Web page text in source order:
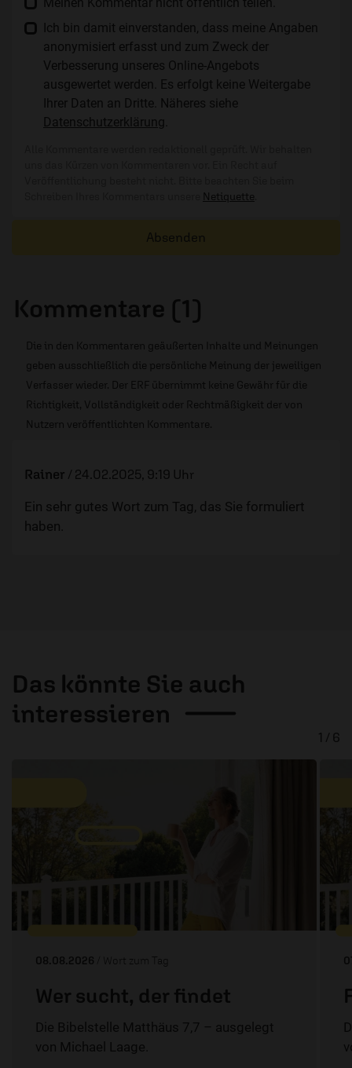
Ich bin damit einverstanden, dass meine Angaben
anonymisiert erfasst und zum Zweck der
Verbesserung unseres Online-Angebots
ausgewertet werden. Es erfolgt keine Weitergabe
Ihrer Daten an Dritte. Näheres siehe
Datenschutzerklärung
Netiquette
Absenden
Kommentare (1)
Die in den Kommentaren geäußerten Inhalte und Meinungen
geben ausschließlich die persönliche Meinung der jeweiligen
Verfasser wieder. Der ERF übernimmt keine Gewähr für die
Richtigkeit, Vollständigkeit oder Rechtmäßigkeit der von
Nutzern veröffentlichten Kommentare.
Rainer / 24.02.2025, 9:19 Uhr
Ein sehr gutes Wort zum Tag, das Sie formuliert
haben.
Das könnte Sie auch
interessieren
08.08.2026 / Wort zum Tag
Wer sucht, der findet
Die Bibelstelle Matthäus 7,7 – ausgelegt
von Michael Laage.
1 / 6